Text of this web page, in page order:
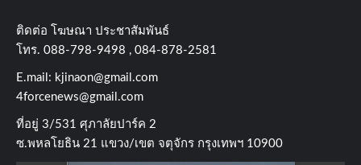
ติดต่อ​ โฆษณา​ ประชาสัมพันธ์
โทร​. 088-798-9498 , 084-878-2581
E.mail: kjinaon@gmail.com
4forcenews@gmail.com
ที่อยู่​ 3/531​ ศุภาลัยปาร์ค​ 2
ซ.พหลโยธิน​ 21​ แขวง/เขต​ จตุจักร​ กรุงเทพฯ 10900